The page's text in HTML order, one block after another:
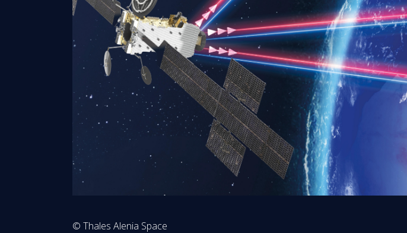
© Thales Alenia Space